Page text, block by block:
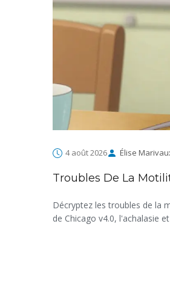
4 août 2026 Élise
Troubles De La
Décryptez les troubles de la
de Chicago v4.0, l'achalasie